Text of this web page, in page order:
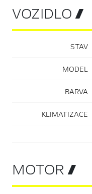
VOZIDLO 
STAV
MODEL
BARVA
KLIMATIZACE
MOTOR 